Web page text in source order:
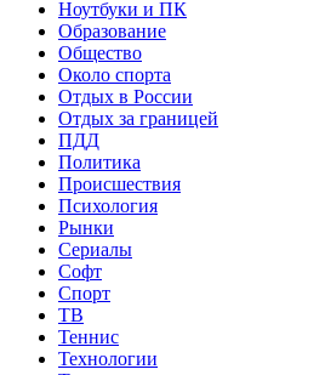
Ноутбуки и ПК
Образование
Общество
Около спорта
Отдых в России
Отдых за границей
ПДД
Политика
Происшествия
Психология
Рынки
Сериалы
Софт
Спорт
ТВ
Теннис
Технологии